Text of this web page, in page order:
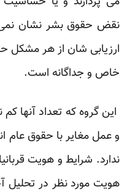
نقض حقوق بشر نشان نمی
ارزیابی شان از هر مشکل
خاص و جداگانه است.
این گروه که تعداد
و عمل مغایر با حقوق عام
ندارد. شرایط و هویت
هویت مورد نظر در تحلیل